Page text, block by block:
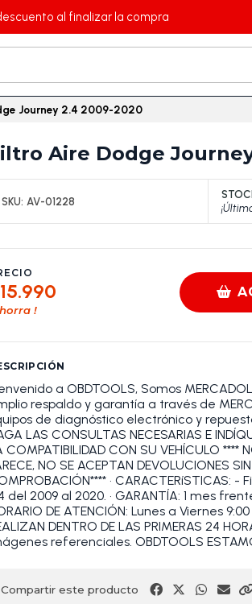
al finalizar la compra
Journey 2.4 2009-2020
Aire Dodge
SKU: AV-01228
!
a OBDTOOLS, Somos
respaldo y garantía a través de
de diagnóstico electrónico y
LAS CONSULTAS NECESARIAS E
COMPATIBILIDAD CON SU VEHÍCULO ****
NO SE ACEPTAN DEVOLUCIONES
• CARACTERíSTICAS:
del 2009 al 2020. • GARANTÍA: 1 mes
DE ATENCIÓN: Lunes a Viernes 9:00
DENTRO DE LAS PRIMERAS 24
referenciales. OBDTOOLS
Compartir este producto